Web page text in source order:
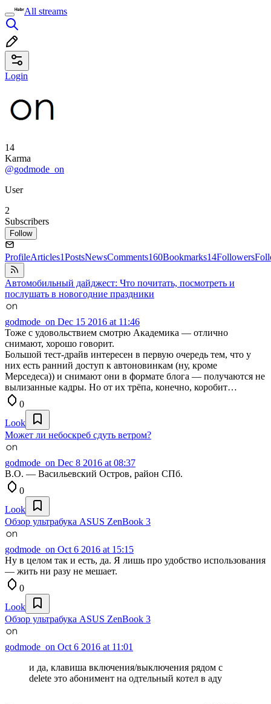
All streams
Login
14
Karma
@godmode_on
User
2
Subscribers
Follow
ProfileArticles1PostsNewsComments160Bookmarks14Followers
Автомобильный дайджест: Что почитать, посмотреть и
послушать в новогодние праздники
godmode_on Dec 15 2016 at 11:46
Тоже с удовольствием смотрю Академика — отлично
снимают, хорошо говорит.
Большой тест-драйв интересен в первую очередь тем, что у
них есть ранний доступ к автоновинкам (ну, кроме
Мерседеса)) и снимают они в формате блога — получаются не
вылизанные кадры. Но от их трёпа, конечно, коробит…
0
Look
Может ли небоскреб сдуть ветром?
godmode_on Dec 8 2016 at 08:37
В.О. — Васильевский Остров, район СПб.
0
Look
Обзор ультрабука ASUS ZenBook 3
godmode_on Oct 6 2016 at 15:15
Ну в целом так и есть, да. Я лишь про удобство использования
— жить ни разу не мешает.
0
Look
Обзор ультрабука ASUS ZenBook 3
godmode_on Oct 6 2016 at 11:01
и да, клавиша включения/выключения рядом с
delete это абонимент на одтельный котел в аду